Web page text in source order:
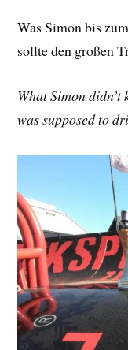
Was Simon bis
sollte den großen
What Simon
was supposed to